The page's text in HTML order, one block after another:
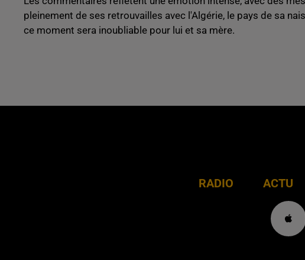
pleinement de ses retrouvailles avec l'Algérie, le pays de sa
ce moment sera inoubliable pour lui et sa mère.
RADIO ACTU